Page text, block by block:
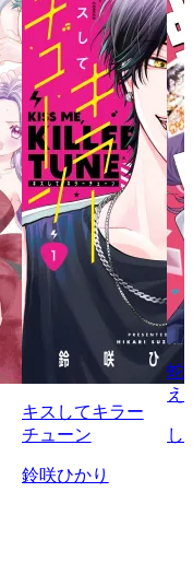
キスしてキラー
チューン
鈴咲ひかり
蛇
え
し